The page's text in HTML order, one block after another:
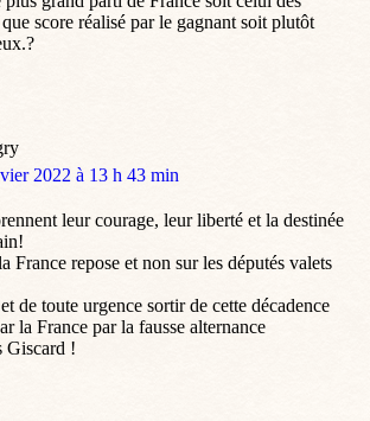
score réalisé par le gagnant soit plutôt
2022 à 13 h 43 min
leur courage, leur liberté et la destinée
France repose et non sur les députés valets
de toute urgence sortir de cette décadence
la France par la fausse alternance
Giscard !